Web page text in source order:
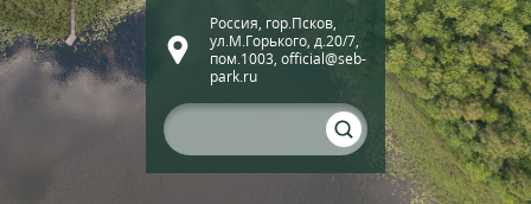
Россия, гор.Псков,
ул.М.Горького, д.20/7,
пом.1003, official@seb-
park.ru